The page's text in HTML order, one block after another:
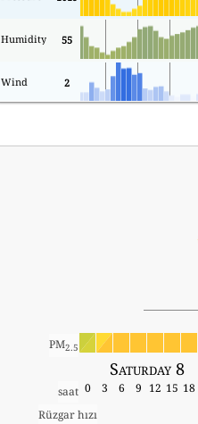
Humidity 55
Wind 2
PM2.5
Saturday 8
saat 0 3 6 9 12 15 18
Rüzgar hızı